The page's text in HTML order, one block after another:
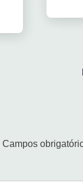
Campos